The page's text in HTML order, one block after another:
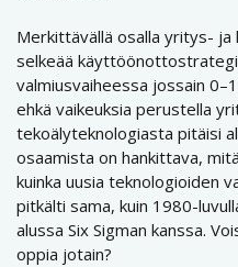
Merkittävällä osalla yritys-
selkeää
valmiusvaiheessa jossain
ehkä vaikeuksia perustella
tekoälyteknologiasta pitäisi
osaamista on hankittava,
kuinka uusia teknologioiden
pitkälti sama, kuin 1980-
alussa Six Sigman kanssa.
oppia jotain?